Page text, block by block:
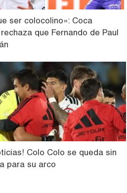
ser colocolino»: Coca
que Fernando de Paul
Colo Colo se queda sin
para su arco